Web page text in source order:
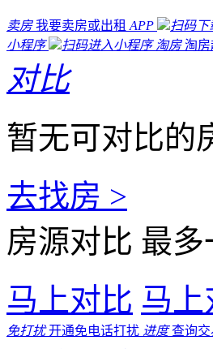
卖房 我要卖房或出租 APP
扫码下
小程序
扫码进入小程序 淘房 淘房
对比
暂无可对比的
去找房 >
房源对比 最
马上对比 马上
免打扰 开通免电话打扰 进度 查询